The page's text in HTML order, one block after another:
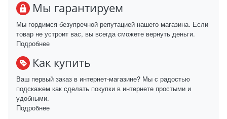
Мы гарантируем
Мы гордимся безупречной репутацией нашего магазина. Если
товар не устроит вас, вы всегда сможете вернуть деньги.
Подробнее
Как купить
Ваш первый заказ в интернет-магазине? Мы с радостью
подскажем как сделать покупки в интернете простыми и
удобными.
Подробнее